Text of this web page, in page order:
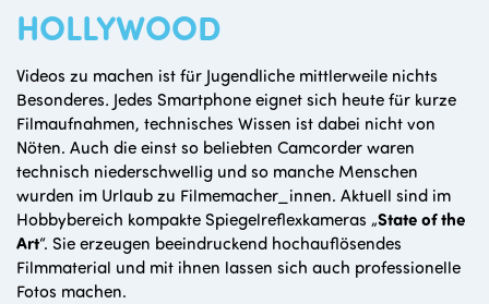
HOLLYWOOD
Videos zu machen ist für Jugendliche mittlerweile nichts
Besonderes. Jedes Smartphone eignet sich heute für kurze
Filmaufnahmen, technisches Wissen ist dabei nicht von
Nöten. Auch die einst so beliebten Camcorder waren
technisch niederschwellig und so manche Menschen
wurden im Urlaub zu Filmemacher_innen. Aktuell sind im
Hobbybereich kompakte Spiegelreflexkameras „State of the
Art“. Sie erzeugen beeindruckend hochauflösendes
Filmmaterial und mit ihnen lassen sich auch professionelle
Fotos machen.